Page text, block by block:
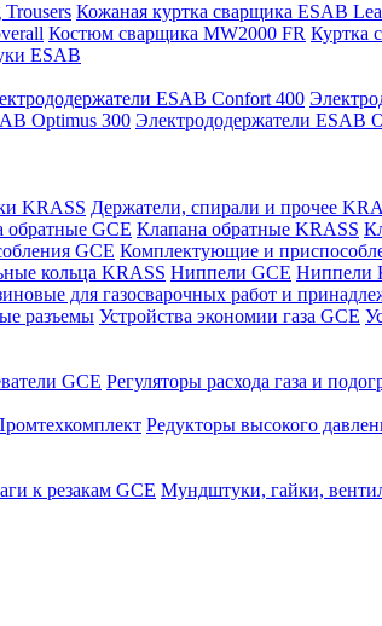
Кожаная куртка сварщика ESAB
Костюм сварщика MW2000 FR Куртка
ESAB
ESAB Confort 400
Optimus 300 Электрододержатели ESAB
KRASS Держатели, спирали и прочее
обратные GCE Клапана обратные KRASS
GCE Комплектующие и
кольца KRASS Ниппели GCE Ниппели
для газосварочных работ и
разъемы Устройства экономии газа GCE
GCE Регуляторы расхода газа и
Редукторы высокого
к резакам GCE Мундштуки, гайки,